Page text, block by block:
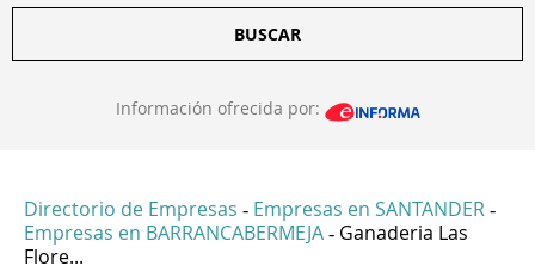
BUSCAR
Información ofrecida por:
Directorio de Empresas - Empresas en SANTANDER -
Empresas en BARRANCABERMEJA - Ganaderia Las
Flore...